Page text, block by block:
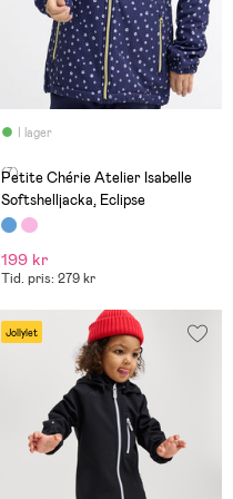
I lager
(7)
Petite Chérie Atelier Isabelle
Softshelljacka, Eclipse
199 kr
Tid. pris: 279 kr
Jollylet